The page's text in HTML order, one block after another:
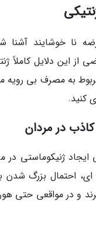
نا خوشایند آشنا
این دلایل کاملاً
به مصرف بی رویه
کنید.
در مردان
ژنیکوماستی در
احتمال بزرگ شدن
و در مواقعی حتی